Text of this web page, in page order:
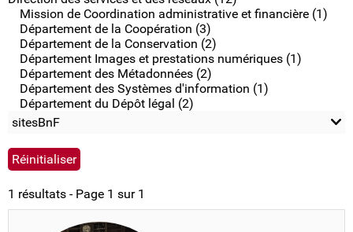
Mission de Coordination administrative et financière (1)
Département de la Coopération (3)
Département de la Conservation (2)
Département Images et prestations numériques (1)
Département des Métadonnées (2)
Département des Systèmes d'information (1)
Département du Dépôt légal (2)
sitesBnF
1 résultats - Page 1 sur 1